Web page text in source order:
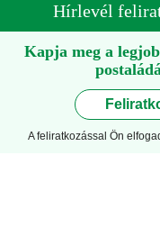
Hírlevél
Kapja meg a
A feliratkozással Ön